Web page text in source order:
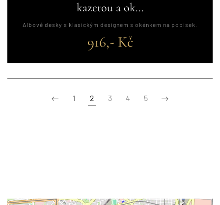
kazetou a ok...
Albové desky s klasickým designem s okénkem na popisek.
916,- Kč
1 2 3 4 5